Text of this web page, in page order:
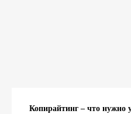
Копирайтинг – что нужно